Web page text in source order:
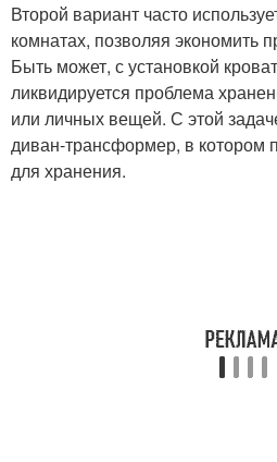
Второй вариант часто
комнатах, позволяя экономить
Быть может, с установкой
ликвидируется проблема
или личных вещей. С этой
диван-трансформер, в котором
для хранения.